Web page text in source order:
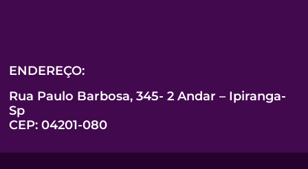
ENDEREÇO:
Rua Paulo Barbosa, 345- 2 Andar – Ipiranga-
Sp
CEP: 04201-080